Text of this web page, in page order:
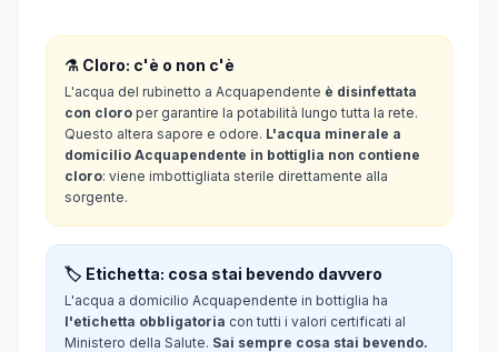
⚗️ Cloro: c'è o non c'è
L'acqua del rubinetto a Acquapendente è disinfettata
con cloro per garantire la potabilità lungo tutta la rete.
Questo altera sapore e odore. L'acqua minerale a
domicilio Acquapendente in bottiglia non contiene
cloro: viene imbottigliata sterile direttamente alla
sorgente.
🏷️ Etichetta: cosa stai bevendo davvero
L'acqua a domicilio Acquapendente in bottiglia ha
l'etichetta obbligatoria con tutti i valori certificati al
Ministero della Salute. Sai sempre cosa stai bevendo.